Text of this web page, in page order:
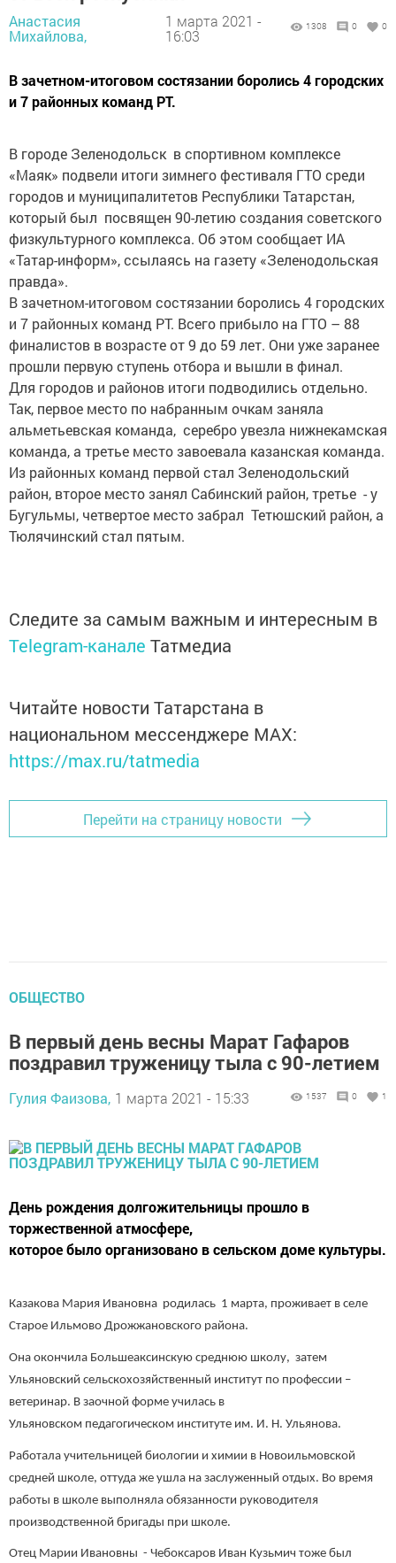
Анастасия
Михайлова,
1 марта 2021 -
16:03
1308 0 0
В зачетном-итоговом состязании боролись 4 городских
и 7 районных команд РТ.
В городе Зеленодольск в спортивном комплексе
«Маяк» подвели итоги зимнего фестиваля ГТО среди
городов и муниципалитетов Республики Татарстан,
который был посвящен 90-летию создания советского
физкультурного комплекса. Об этом сообщает ИА
«Татар-информ», ссылаясь на газету «Зеленодольская
правда».
В зачетном-итоговом состязании боролись 4 городских
и 7 районных команд РТ. Всего прибыло на ГТО – 88
финалистов в возрасте от 9 до 59 лет. Они уже заранее
прошли первую ступень отбора и вышли в финал.
Для городов и районов итоги подводились отдельно.
Так, первое место по набранным очкам заняла
альметьевская команда, серебро увезла нижнекамская
команда, а третье место завоевала казанская команда.
Из районных команд первой стал Зеленодольский
район, второе место занял Сабинский район, третье - у
Бугульмы, четвертое место забрал Тетюшский район, а
Тюлячинский стал пятым.
Следите за самым важным и интересным в
Telegram-канале Татмедиа
Читайте новости Татарстана в
национальном мессенджере MАХ:
https://max.ru/tatmedia
Перейти на страницу новости
ОБЩЕСТВО
В первый день весны Марат Гафаров
поздравил труженицу тыла с 90-летием
Гулия Фаизова, 1 марта 2021 - 15:33 1537 0 1
День рождения долгожительницы прошло в
торжественной атмосфере,
которое было организовано в сельском доме культуры.
Казакова Мария Ивановна родилась 1 марта, проживает в селе
Старое Ильмово Дрожжановского района.
Она окончила Большеаксинскую среднюю школу, затем
Ульяновский сельскохозяйственный институт по профессии –
ветеринар. В заочной форме училась в
Ульяновском педагогическом институте им. И. Н. Ульянова.
Работала учительницей биологии и химии в Новоильмовской
средней школе, оттуда же ушла на заслуженный отдых. Во время
работы в школе выполняла обязанности руководителя
производственной бригады при школе.
Отец Марии Ивановны - Чебоксаров Иван Кузьмич тоже был